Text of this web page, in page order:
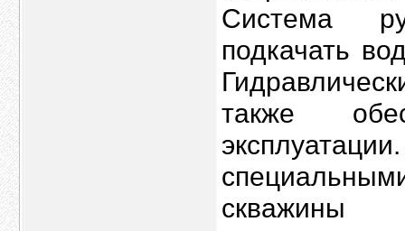
Система
подкачать
также
скважины